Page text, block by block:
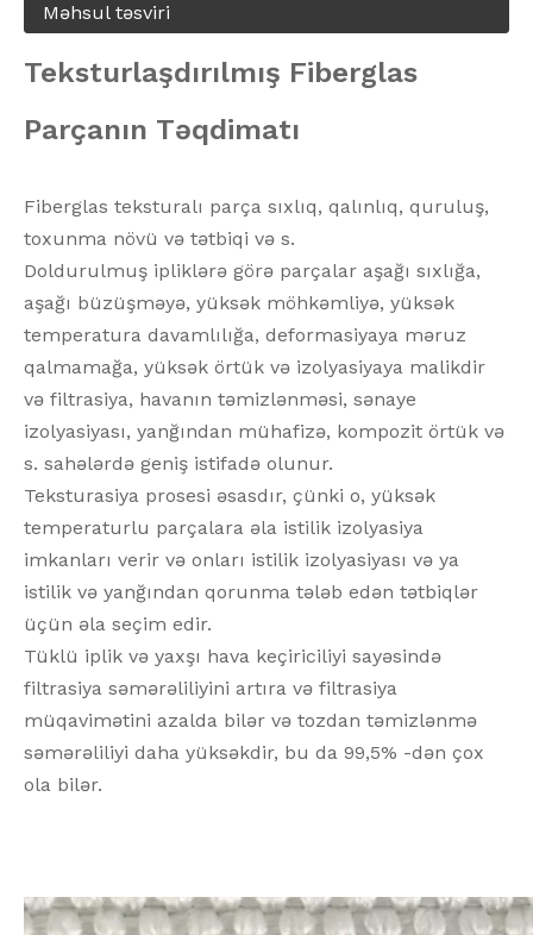
Məhsul təsviri
Teksturlaşdırılmış Fiberglas
Parçanın Təqdimatı
Fiberglas teksturalı parça sıxlıq, qalınlıq, quruluş,
toxunma növü və tətbiqi və s.
Doldurulmuş ipliklərə görə parçalar aşağı sıxlığa,
aşağı büzüşməyə, yüksək möhkəmliyə, yüksək
temperatura davamlılığa, deformasiyaya məruz
qalmamağa, yüksək örtük və izolyasiyaya malikdir
və filtrasiya, havanın təmizlənməsi, sənaye
izolyasiyası, yanğından mühafizə, kompozit örtük və
s. sahələrdə geniş istifadə olunur.
Teksturasiya prosesi əsasdır, çünki o, yüksək
temperaturlu parçalara əla istilik izolyasiya
imkanları verir və onları istilik izolyasiyası və ya
istilik və yanğından qorunma tələb edən tətbiqlər
üçün əla seçim edir.
Tüklü iplik və yaxşı hava keçiriciliyi sayəsində
filtrasiya səmərəliliyini artıra və filtrasiya
müqavimətini azalda bilər və tozdan təmizlənmə
səmərəliliyi daha yüksəkdir, bu da 99,5% -dən çox
ola bilər.